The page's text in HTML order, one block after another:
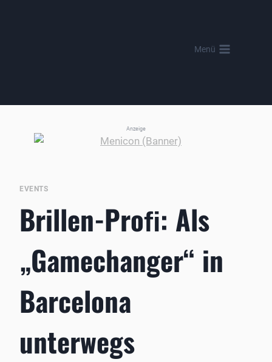
Menü
Anzeige
EVENTS
Brillen-Proﬁ: Als
„Gamechanger“ in
Barcelona
unterwegs